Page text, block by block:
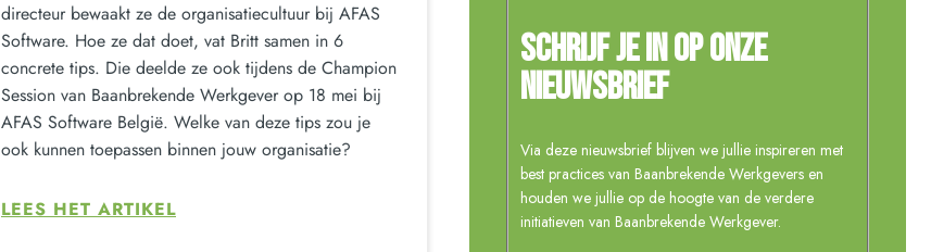
directeur bewaakt ze de organisatiecultuur bij AFAS
Software. Hoe ze dat doet, vat Britt samen in 6
concrete tips. Die deelde ze ook tijdens de Champion
Session van Baanbrekende Werkgever op 18 mei bij
AFAS Software België. Welke van deze tips zou je
ook kunnen toepassen binnen jouw organisatie?
LEES HET ARTIKEL